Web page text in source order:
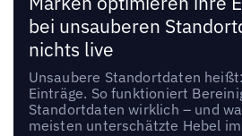
bei unsauberen
nichts live
Unsaubere Standortdaten
Einträge. So funktioniert
Standortdaten wirklich – und
meisten unterschätzte Hebel